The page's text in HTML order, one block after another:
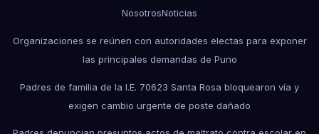
NosotrosNoticias
Organizaciones se reúnen con autoridades electas para exponer
las principales demandas de Puno
Padres de familia de la I.E. 70623 Santa Rosa bloquearon vía y
exigen cambio urgente de poste dañado